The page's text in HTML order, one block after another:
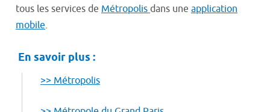
tous les services de Métropolis dans une application
mobile.
En savoir plus :
>> Métropolis